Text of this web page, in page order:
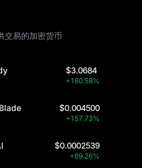
交易的加密货币
$3.0684
+160.58%
$0.004500
+157.73%
$0.0002539
+69.26%